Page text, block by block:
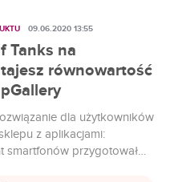
Tanks na
równowartość
dla użytkowników
z aplikacjami:
smartfonów przygotował
09.06.2020 13:55